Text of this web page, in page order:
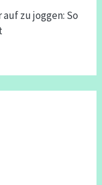
auf zu joggen: So